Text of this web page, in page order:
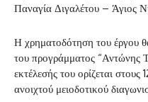
Παναγία Διγαλέτου – Άγιος
Η χρηματοδότηση του έργου
του προγράμματος “Αντώνης
εκτέλεσής του ορίζεται
ανοιχτού μειοδοτικού